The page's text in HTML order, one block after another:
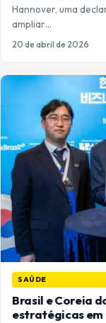
Hannover, uma
ampliar…
20 de abril de 2026
SAÚDE
Brasil e Coreia
estratégicas